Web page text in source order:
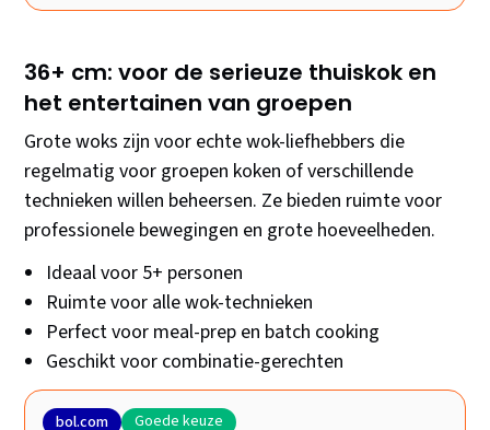
36+ cm: voor de serieuze thuiskok en
het entertainen van groepen
Grote woks zijn voor echte wok-liefhebbers die
regelmatig voor groepen koken of verschillende
technieken willen beheersen. Ze bieden ruimte voor
professionele bewegingen en grote hoeveelheden.
Ideaal voor 5+ personen
Ruimte voor alle wok-technieken
Perfect voor meal-prep en batch cooking
Geschikt voor combinatie-gerechten
bol.com Goede keuze